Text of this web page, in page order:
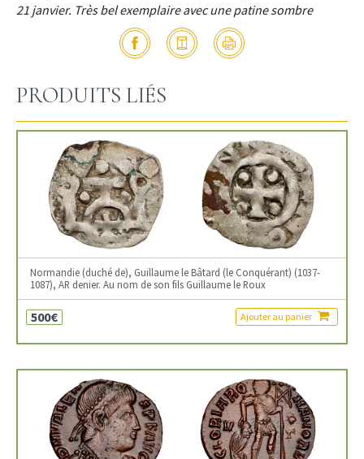
21 janvier. Très bel exemplaire avec une patine sombre
PRODUITS LIÉS
Normandie (duché de), Guillaume le Bâtard (le Conquérant) (1037-
1087), AR denier. Au nom de son fils Guillaume le Roux
500€ Ajouter au panier